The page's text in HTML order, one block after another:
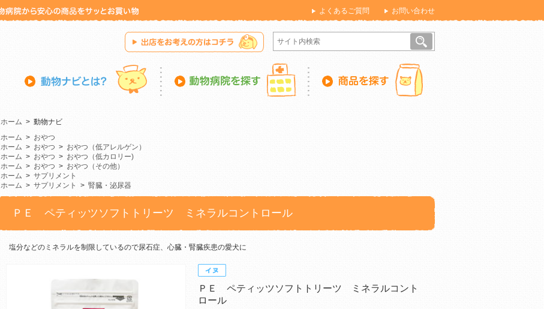
よくあるご質問 お問い合わせ
ホーム > 動物ナビ
ホーム > おやつ
ホーム > おやつ > おやつ（低アレルゲン）
ホーム > おやつ > おやつ（低カロリー)
ホーム > おやつ > おやつ（その他）
ホーム > サプリメント
ホーム > サプリメント > 腎臓・泌尿器
ＰＥ ペティッツソフトトリーツ ミネラルコントロール
塩分などのミネラルを制限しているので尿石症、心臓・腎臓疾患の愛犬に
ＰＥ ペティッツソフトトリーツ ミネラルコント
ロール